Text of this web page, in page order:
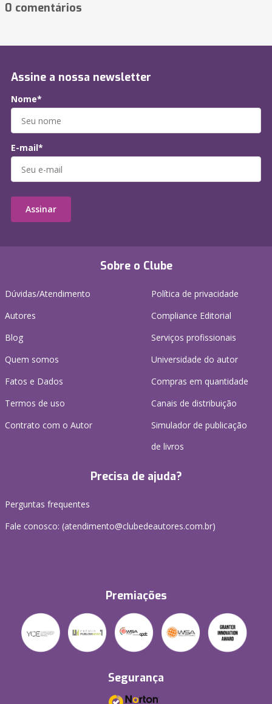
0 comentários
Sobre o Clube
Dúvidas/Atendimento
Autores
Blog
Quem somos
Fatos e Dados
Termos de uso
Contrato com o Autor
Política de privacidade
Compliance Editorial
Serviços profissionais
Universidade do autor
Compras em quantidade
Canais de distribuição
Simulador de publicação
de livros
Precisa de ajuda?
Perguntas frequentes
Fale conosco: (atendimento@clubedeautores.com.br)
Premiações
Segurança
Assine a nossa newsletter
Nome*
E-mail*
Assinar